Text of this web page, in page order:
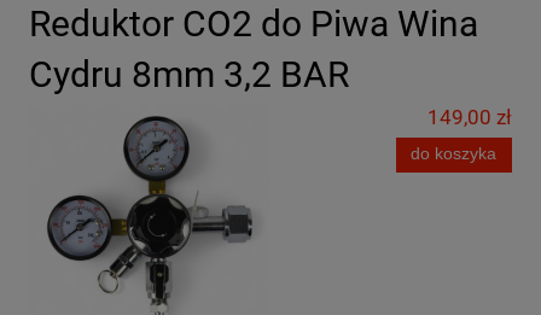
Reduktor CO2 do Piwa Wina
Cydru 8mm 3,2 BAR
149,00 zł
do koszyka